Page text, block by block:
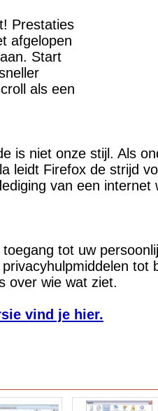
Prestaties
afgelopen
Start
als een
is niet onze stijl. Als
leidt Firefox de strijd
van een internet
tot uw
tot
over wie wat ziet.
vind je hier.